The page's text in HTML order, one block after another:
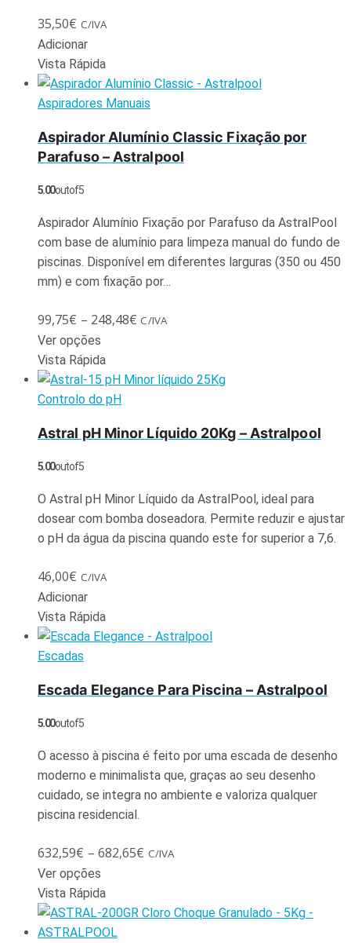
35,50€ C/IVA
Adicionar
Vista Rápida
Aspiradores Manuais
Aspirador Alumínio Classic Fixação por
Parafuso – Astralpool
5.00out of 5
Aspirador Alumínio Fixação por Parafuso da AstralPool
com base de alumínio para limpeza manual do fundo de
piscinas. Disponível em diferentes larguras (350 ou 450
mm) e com fixação por…
99,75€ – 248,48€ C/IVA
Ver opções
Vista Rápida
Controlo do pH
Astral pH Minor Líquido 20Kg – Astralpool
5.00out of 5
O Astral pH Minor Líquido da AstralPool, ideal para
dosear com bomba doseadora. Permite reduzir e ajustar
o pH da água da piscina quando este for superior a 7,6.
46,00€ C/IVA
Adicionar
Vista Rápida
Escadas
Escada Elegance Para Piscina – Astralpool
5.00out of 5
O acesso à piscina é feito por uma escada de desenho
moderno e minimalista que, graças ao seu desenho
cuidado, se integra no ambiente e valoriza qualquer
piscina residencial.
632,59€ – 682,65€ C/IVA
Ver opções
Vista Rápida